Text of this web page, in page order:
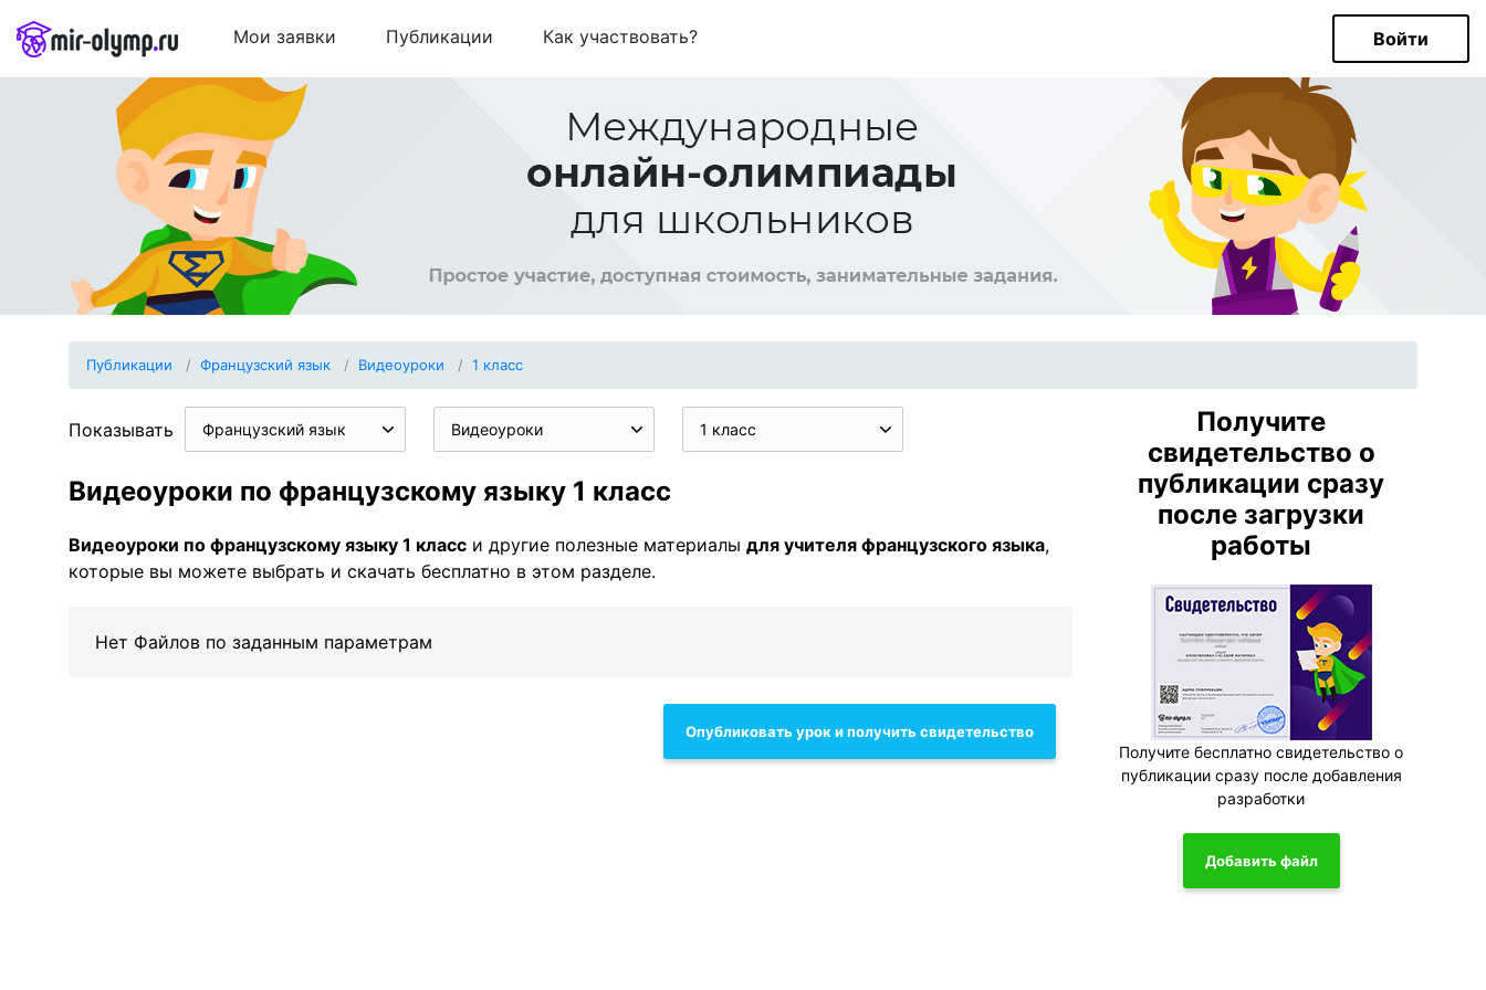
Мои заявки Публикации Как участвовать? Войти
Публикации Французский язык Видеоуроки 1 класс
Показывать Французский язык Видеоуроки 1 класс
Видеоуроки по французскому языку 1 класс
Видеоуроки по французскому языку 1 класс и другие полезные материалы для учителя французского языка,
которые вы можете выбрать и скачать бесплатно в этом разделе.
Нет Файлов по заданным параметрам
Опубликовать урок и получить свидетельство
Получите
свидетельство о
публикации сразу
после загрузки
работы
Получите бесплатно свидетельство о
публикации сразу после добавления
разработки
Добавить файл